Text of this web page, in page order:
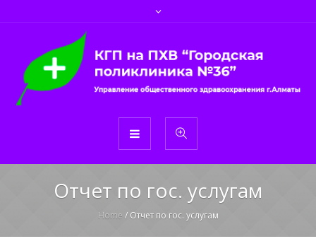
Отчет по гос. услугам
Home / Отчет по гос. услугам